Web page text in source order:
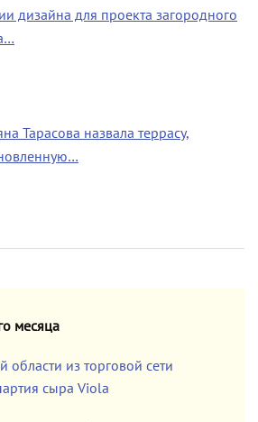
дизайна для проекта загородного
Тарасова назвала террасу,
месяца
области из торговой сети
сыра Viola